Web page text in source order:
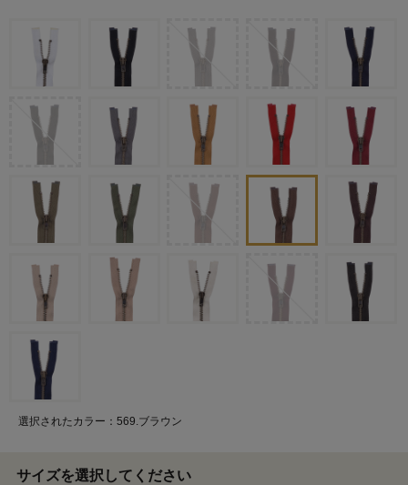
選択されたカラー：569.ブラウン
サイズを選択してください